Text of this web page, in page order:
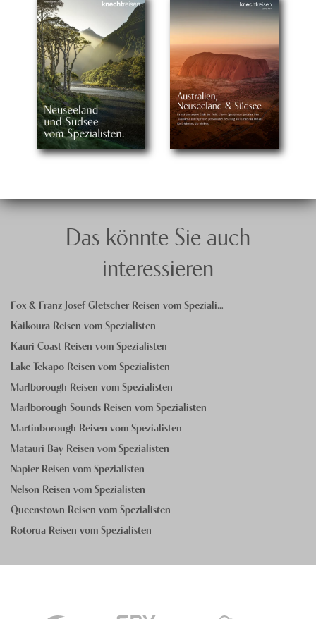
Das könnte Sie auch
interessieren
Fox & Franz Josef Gletscher Reisen vom Speziali…
Kaikoura Reisen vom Spezialisten
Kauri Coast Reisen vom Spezialisten
Lake Tekapo Reisen vom Spezialisten
Marlborough Reisen vom Spezialisten
Marlborough Sounds Reisen vom Spezialisten
Martinborough Reisen vom Spezialisten
Matauri Bay Reisen vom Spezialisten
Napier Reisen vom Spezialisten
Nelson Reisen vom Spezialisten
Queenstown Reisen vom Spezialisten
Rotorua Reisen vom Spezialisten